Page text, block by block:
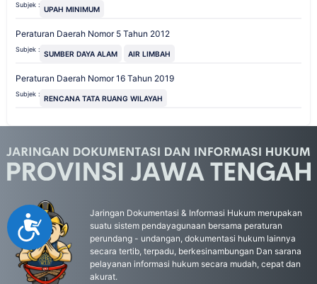
Accessibility
Subjek : UPAH MINIMUM
Peraturan Daerah Nomor 5 Tahun 2012
Subjek : SUMBER DAYA ALAM AIR LIMBAH
Peraturan Daerah Nomor 16 Tahun 2019
Subjek : RENCANA TATA RUANG WILAYAH
Jaringan Dokumentasi & Informasi Hukum merupakan
suatu sistem pendayagunaan bersama peraturan
perundang - undangan, dokumentasi hukum lainnya
secara tertib, terpadu, berkesinambungan Dan sarana
pelayanan informasi hukum secara mudah, cepat dan
akurat.